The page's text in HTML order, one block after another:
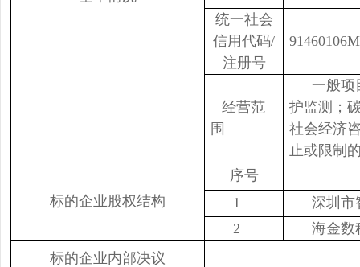
统一社会
信用代码/
注册号
经营范
围
一般项
护监测；
社会经济
止或限制
标的企业股权结构
序号
1
深圳市
2
海金数
标的企业内部决议